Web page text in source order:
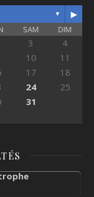
▼ ►
SAM DIM
3
4
10
11
17
18
24
25
31